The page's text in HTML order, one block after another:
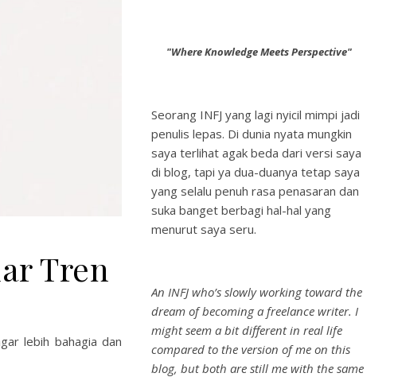
Tren
lebih bahagia dan
"Where Knowledge Meets Perspective"
Seorang INFJ yang lagi nyicil mimpi jadi
penulis lepas. Di dunia nyata mungkin
saya terlihat agak beda dari versi saya
di blog, tapi ya dua-duanya tetap saya
yang selalu penuh rasa penasaran dan
suka banget berbagi hal-hal yang
menurut saya seru.
An INFJ who’s slowly working toward the
dream of becoming a freelance writer. I
might seem a bit different in real life
compared to the version of me on this
blog, but both are still me with the same